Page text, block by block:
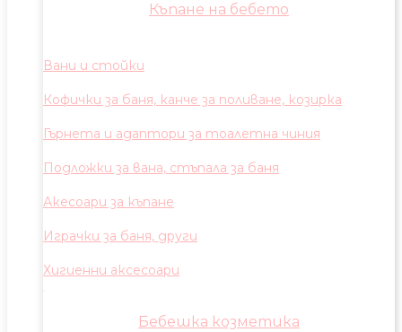
Къпане на бебето
Вани и стойки
Кофички за баня, канче за поливане, козирка
Гърнета и адаптори за тоалетна чиния
Подложки за вана, стъпала за баня
Акесоари за къпане
Играчки за баня, други
Хигиенни аксесоари
Бебешка козметика